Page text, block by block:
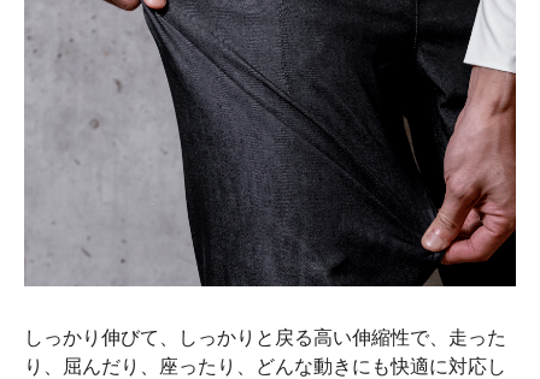
しっかり伸びて、しっかりと戻る高い伸縮性で、走った
り、屈んだり、座ったり、どんな動きにも快適に対応し